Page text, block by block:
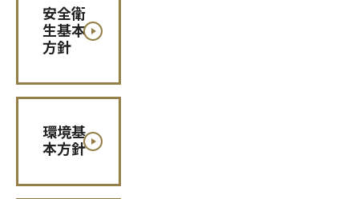
安全衛
生基本
方針
環境基
本方針